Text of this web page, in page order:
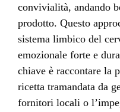
convivialità, andando
prodotto. Questo
sistema limbico del
emozionale forte e
chiave è raccontare la
ricetta tramandata da
fornitori locali o